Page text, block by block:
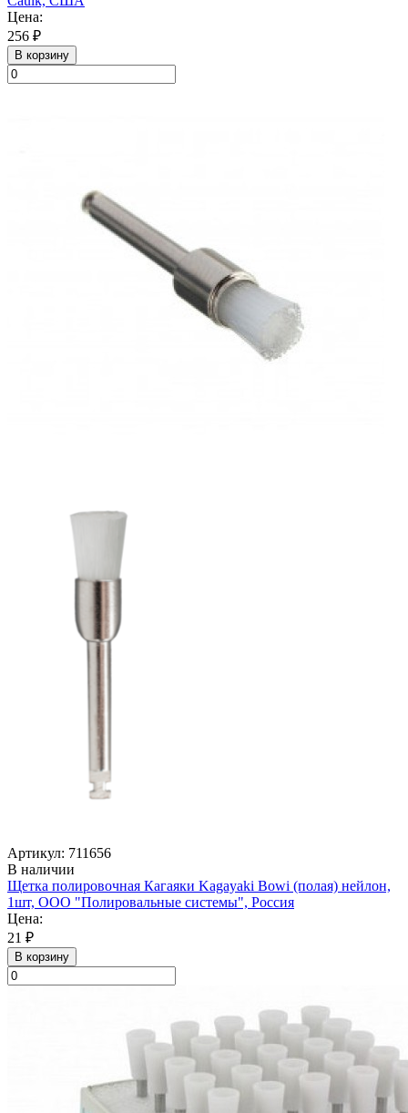
Цена:
256 ₽
В корзину
Артикул: 711656
В наличии
Щетка полировочная Кагаяки Kagayaki Bowi (полая) нейлон,
1шт, ООО "Полировальные системы", Россия
Цена:
21 ₽
В корзину